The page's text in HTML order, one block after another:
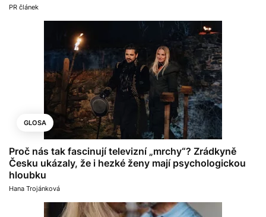
PR článek
GLOSA
Proč nás tak fascinují televizní „mrchy“? Zrádkyně
Česku ukázaly, že i hezké ženy mají psychologickou
hloubku
Hana Trojánková